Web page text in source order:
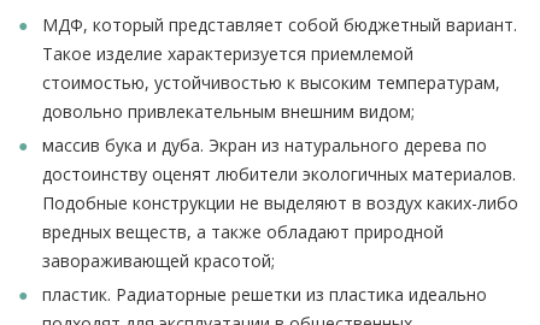
МДФ, который представляет собой бюджетный вариант.
Такое изделие характеризуется приемлемой
стоимостью, устойчивостью к высоким температурам,
довольно привлекательным внешним видом;
массив бука и дуба. Экран из натурального дерева по
достоинству оценят любители экологичных материалов.
Подобные конструкции не выделяют в воздух каких-либо
вредных веществ, а также обладают природной
завораживающей красотой;
пластик. Радиаторные решетки из пластика идеально